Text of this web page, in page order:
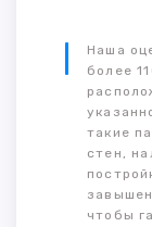
Наша
более
такие
стен,
чтобы